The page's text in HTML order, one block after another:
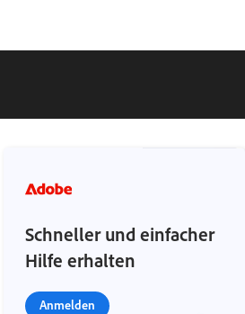
Schneller und einfacher
Hilfe erhalten
Anmelden